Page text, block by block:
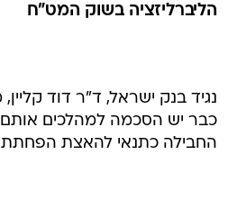
הליברליזציה בשוק המט"ח
נגיד בנק ישראל, ד"ר דוד
כבר יש הסכמה למהלכים אותם
החבילה כתנאי להאצת הפחתת